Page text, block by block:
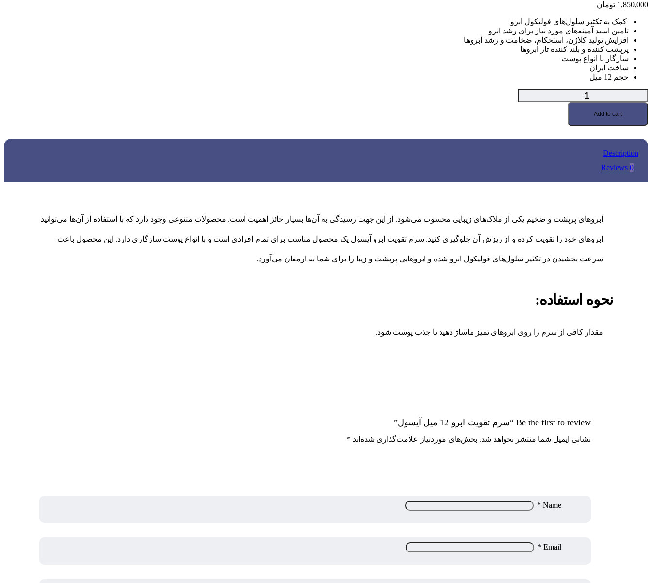
1,850,000 تومان
کمک به تکثیر سلول‌های فولیکول ابرو
تامین اسید آمینه‌های مورد نیاز برای رشد ابرو
افزایش تولید کلاژن، استحکام، ضخامت و رشد ابروها
پرپشت کننده و بلند کننده تار ابروها
سازگار با انواع پوست
ساخت ایران
حجم 12 میل
سرم
ابرو
میل
آیسول
Add to cart
Description
Reviews 0
ابروهای پرپشت و ضخیم یکی از ملاک‌های زیبایی محسوب می‌شود. از این جهت رسیدگی به آن‌ها بسیار حائز اهمیت است. محصولات متنوعی وجود دارد که با استفاده از آن‌ها می‌توانید
ابروهای خود را تقویت کرده و از ریزش آن جلوگیری کنید. سرم تقویت ابرو آیسول یک محصول مناسب برای تمام افرادی است و با انواع پوست سازگاری دارد. این محصول باعث
سرعت بخشیدن در تکثیر سلول‌های فولیکول ابرو شده و ابروهایی پرپشت و زیبا را برای شما به ارمغان می‌آورد.
نحوه استفاده:
مقدار کافی از سرم را روی ابروهای تمیز ماساژ دهید تا جذب پوست شود.
Be the first to review “سرم تقویت ابرو 12 میل آیسول”
نشانی ایمیل شما منتشر نخواهد شد. بخش‌های موردنیاز علامت‌گذاری شده‌اند *
Name
*
Email
*